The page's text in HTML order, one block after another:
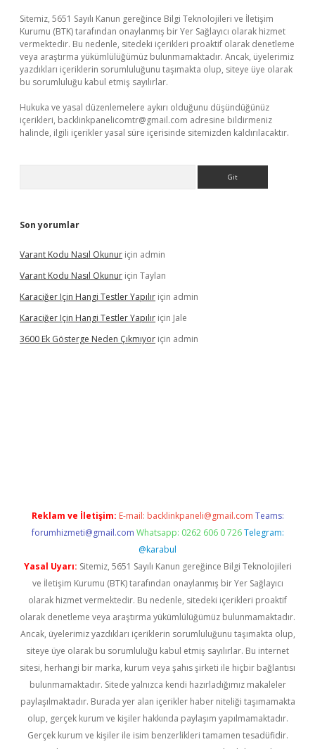
Sitemiz, 5651 Sayılı Kanun gereğince Bilgi Teknolojileri ve İletişim
Kurumu (BTK) tarafından onaylanmış bir Yer Sağlayıcı olarak hizmet
vermektedir. Bu nedenle, sitedeki içerikleri proaktif olarak denetleme
veya araştırma yükümlülüğümüz bulunmamaktadır. Ancak, üyelerimiz
yazdıkları içeriklerin sorumluluğunu taşımakta olup, siteye üye olarak
bu sorumluluğu kabul etmiş sayılırlar.
Hukuka ve yasal düzenlemelere aykırı olduğunu düşündüğünüz
içerikleri, backlinkpanelicomtr@gmail.com adresine bildirmeniz
halinde, ilgili içerikler yasal süre içerisinde sitemizden kaldırılacaktır.
Son yorumlar
Varant Kodu Nasıl Okunur için admin
Varant Kodu Nasıl Okunur için Taylan
Karaciğer Için Hangi Testler Yapılır için admin
Karaciğer Için Hangi Testler Yapılır için Jale
3600 Ek Gösterge Neden Çıkmıyor için admin
Reklam ve İletişim: E-mail: backlinkpaneli@gmail.com Teams:
forumhizmeti@gmail.com Whatsapp: 0262 606 0 726 Telegram:
@karabul
Yasal Uyarı: Sitemiz, 5651 Sayılı Kanun gereğince Bilgi Teknolojileri
ve İletişim Kurumu (BTK) tarafından onaylanmış bir Yer Sağlayıcı
olarak hizmet vermektedir. Bu nedenle, sitedeki içerikleri proaktif
olarak denetleme veya araştırma yükümlülüğümüz bulunmamaktadır.
Ancak, üyelerimiz yazdıkları içeriklerin sorumluluğunu taşımakta olup,
siteye üye olarak bu sorumluluğu kabul etmiş sayılırlar. Bu internet
sitesi, herhangi bir marka, kurum veya şahıs şirketi ile hiçbir bağlantısı
bulunmamaktadır. Sitede yalnızca kendi hazırladığımız makaleler
paylaşılmaktadır. Burada yer alan içerikler haber niteliği taşımamakta
olup, gerçek kurum ve kişiler hakkında paylaşım yapılmamaktadır.
Gerçek kurum ve kişiler ile isim benzerlikleri tamamen tesadüfidir.